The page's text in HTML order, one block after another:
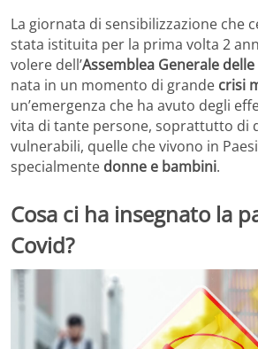
La giornata di sensibilizzazione che
stata istituita per la prima volta 2
volere dell’Assemblea Generale
nata in un momento di grande crisi
un’emergenza che ha avuto degli
vita di tante persone, soprattutto di
vulnerabili, quelle che vivono in
specialmente donne e bambini.
Cosa ci ha insegnato la
Covid?